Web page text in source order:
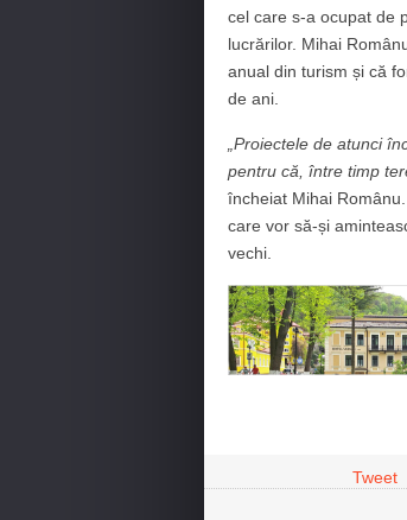
cel care s-a ocupat de
lucrărilor. Mihai
anual din turism și că
de ani.
„Proiectele de atunci
pentru că, între timp
încheiat Mihai
care vor să-și
vechi.
Tweet